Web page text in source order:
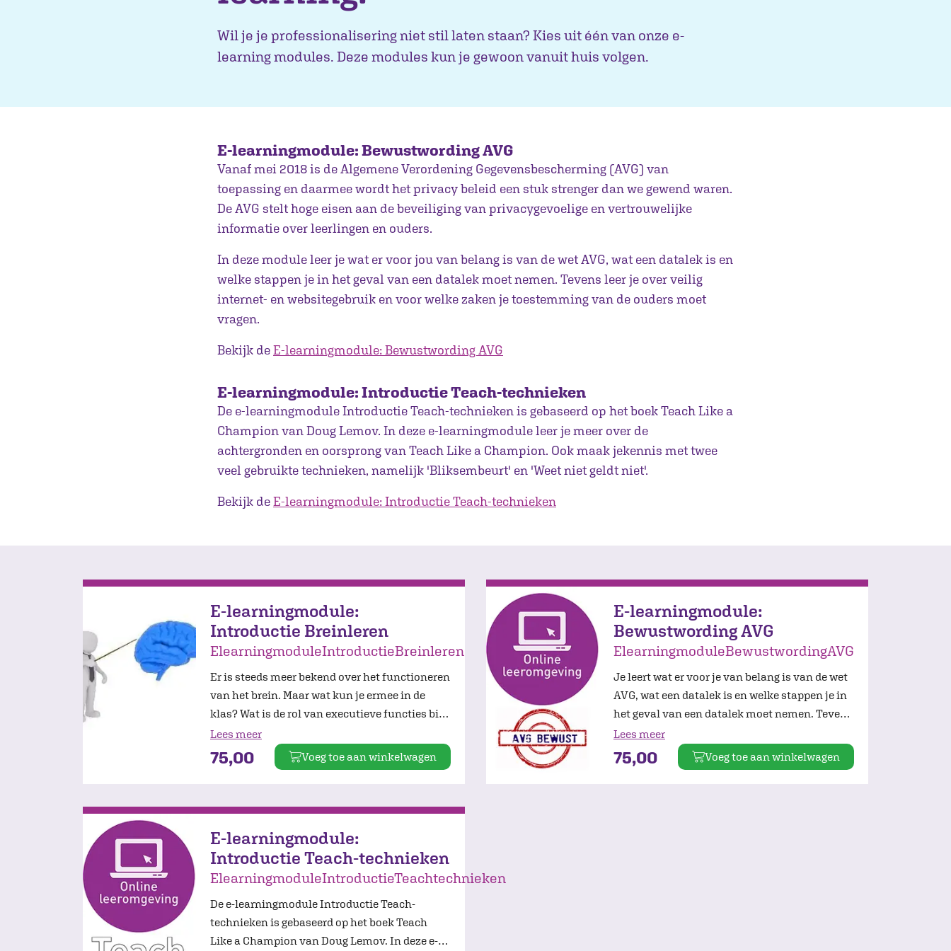
Wil je je professionalisering niet stil laten staan? Kies uit één van onze e-
learning modules. Deze modules kun je gewoon vanuit huis volgen.
E-learningmodule: Bewustwording AVG
Vanaf mei 2018 is de Algemene Verordening Gegevensbescherming (AVG) van
toepassing en daarmee wordt het privacy beleid een stuk strenger dan we gewend waren.
De AVG stelt hoge eisen aan de beveiliging van privacygevoelige en vertrouwelijke
informatie over leerlingen en ouders.
In deze module leer je wat er voor jou van belang is van de wet AVG, wat een datalek is en
welke stappen je in het geval van een datalek moet nemen. Tevens leer je over veilig
internet- en websitegebruik en voor welke zaken je toestemming van de ouders moet
vragen.
Bekijk deE-learningmodule: Bewustwording AVG
E-learningmodule: Introductie Teach-technieken
De e-learningmodule Introductie Teach-technieken is gebaseerd op het boek Teach Like a
Champion van Doug Lemov. In deze e-learningmodule leer je meer over de
achtergronden en oorsprong van Teach Like a Champion. Ook maak jekennis met twee
veel gebruikte technieken, namelijk 'Bliksembeurt' en 'Weet niet geldt niet'.
Bekijk deE-learningmodule: Introductie Teach-technieken
E-learningmodule:
Introductie Breinleren
ElearningmoduleIntroductieBreinleren
Er is steeds meer bekend over het functioneren
van het brein. Maar wat kun je ermee in de
klas? Wat is de rol van executieve functies bij
het leren?
Lees meer
75,00 Voeg toe aan winkelwagen
E-learningmodule:
Bewustwording AVG
ElearningmoduleBewustwordingAVG
Je leert wat er voor je van belang is van de wet
AVG, wat een datalek is en welke stappen je in
het geval van een datalek moet nemen. Tevens
leer je over veilig internet- en websitegebruik
en voor welke zaken je toestemming van de
ouders moet vragen.
Lees meer
75,00 Voeg toe aan winkelwagen
E-learningmodule:
Introductie Teach-technieken
ElearningmoduleIntroductieTeachtechnieken
De e-learningmodule Introductie Teach-
technieken is gebaseerd op het boek Teach
Like a Champion van Doug Lemov. In deze e-